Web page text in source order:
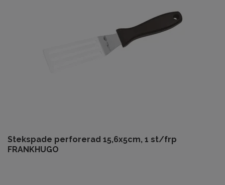
Stekspade perforerad 15,6x5cm, 1 st/frp
FRANKHUGO